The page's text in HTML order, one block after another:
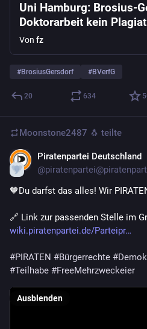
Uni Hamburg: Brosius-
Doktorarbeit kein Plagiat
Von fz
#BrosiusGersdorf #BVerfG
20 634
Moonstone2487 🐧 teilte
Piratenpartei Deutschland
🧡Du darfst das alles! Wir
wiki.piratenpartei.de/Parteipr…
#PIRATEN #Bürgerrechte #
#Teilhabe #FreeMehrzweckeier
Ausblenden